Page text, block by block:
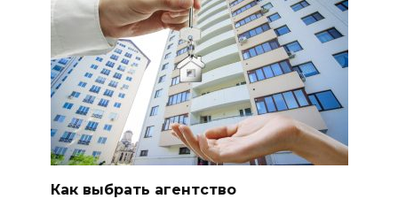
Как выбрать агентство